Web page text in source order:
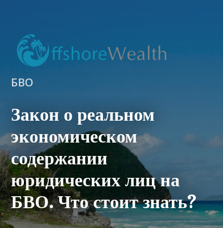
БВО
Закон о реальном
экономическом
содержании
юридических лиц на
БВО. Что стоит знать?